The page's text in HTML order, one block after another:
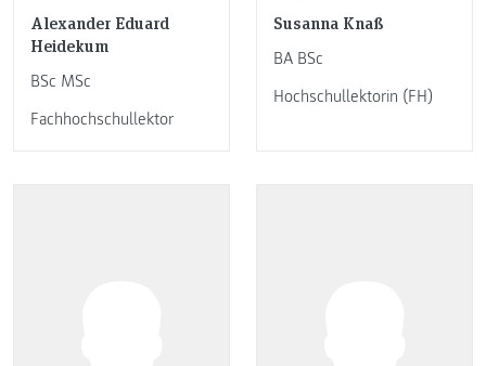
Alexander Eduard
Heidekum
BSc MSc
Fachhochschullektor
Susanna Knaß
BA BSc
Hochschullektorin (FH)